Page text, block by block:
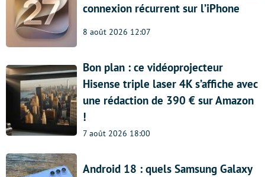
connexion récurrent sur l’iPhone
8 août 2026 12:07
Bon plan : ce vidéoprojecteur
Hisense triple laser 4K s’affiche avec
une rédaction de 390 € sur Amazon
!
7 août 2026 18:00
Android 18 : quels Samsung Galaxy